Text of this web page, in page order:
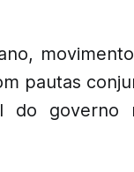
pautas
do governo